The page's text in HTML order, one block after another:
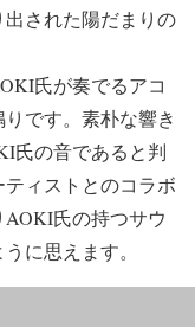
された陽だまりの
氏が奏でるアコ
です。素朴な響き
氏の音であると判
ィストとのコラボ
氏の持つサウ
に思えます。